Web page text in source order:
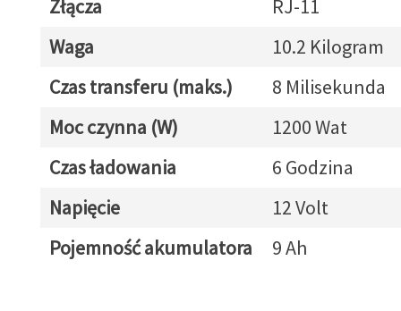
Złącza
RJ-11
Waga
10.2 Kilogram
Czas transferu (maks.)
8 Milisekunda
Moc czynna (W)
1200 Wat
Czas ładowania
6 Godzina
Napięcie
12 Volt
Pojemność akumulatora
9 Ah